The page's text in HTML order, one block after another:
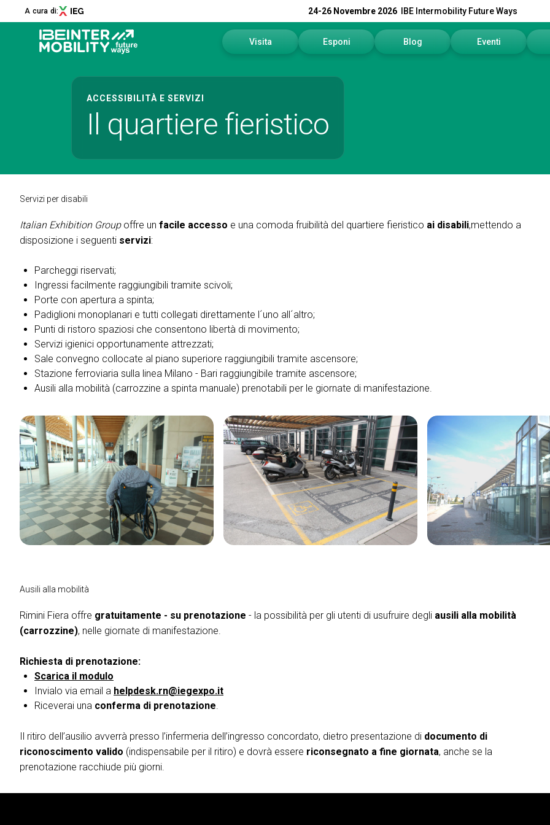
A cura di: 24-26 Novembre 2026 IBE Intermobility Future Ways
Visita
Richiedi informazioni
Esponi
Info utili
Blog Eventi
Edizione 2026
Innovation District
Sostenibilità
Collaborazioni
Media Partner
VISITARE
Perché visitare
Biglietti
Richiedi Info
Area Riservata Visitatori
ESPORRE
Perché esporre
Richiedi un preventivo
Le parole della Mobilità
Area Riservata Espositori
CATALOGO
Catalogo Espositori
EVENTI
Palinsesto Convegnistico
Come arrivare
Scopri Rimini
FAQ
TREND & RICERCHE
Blog
MEDIA ROOM
News e comunicati
Servizi per i media
ACCESSIBILITÀ E SERVIZI
Il quartiere fieristico
Servizi per disabili
Italian Exhibition Groupoffre un facile accesso e una comoda fruibilità del quartiere fieristico ai disabili,mettendo a
disposizione i seguenti servizi:
Parcheggi riservati;
Ingressi facilmente raggiungibili tramite scivoli;
Porte con apertura a spinta;
Padiglioni monoplanari e tutti collegati direttamente l´uno all´altro;
Punti di ristoro spaziosi che consentono libertà di movimento;
Servizi igienici opportunamente attrezzati;
Sale convegno collocate al piano superiore raggiungibili tramite ascensore;
Stazione ferroviaria sulla linea Milano - Bari raggiungibile tramite ascensore;
Ausili alla mobilità (carrozzine a spinta manuale) prenotabili per le giornate di manifestazione.
Ausili alla mobilità
Rimini Fiera offre gratuitamente - su prenotazione - la possibilità per gli utenti di usufruire degli ausili alla mobilità
(carrozzine), nelle giornate di manifestazione.
Richiesta di prenotazione:
Scarica il modulo
Invialo via email a helpdesk.rn@iegexpo.it
Riceverai una conferma di prenotazione.
Il ritiro dell’ausilio avverrà presso l’infermeria dell’ingresso concordato, dietro presentazione di documento di
riconoscimento valido (indispensabile per il ritiro) e dovrà essere riconsegnato a fine giornata, anche se la
prenotazione racchiude più giorni.